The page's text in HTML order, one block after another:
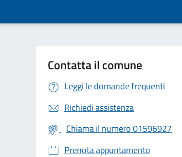
Contatta il comune
Leggi le domande frequenti
Richiedi assistenza
Chiama il numero 01596927
Prenota appuntamento